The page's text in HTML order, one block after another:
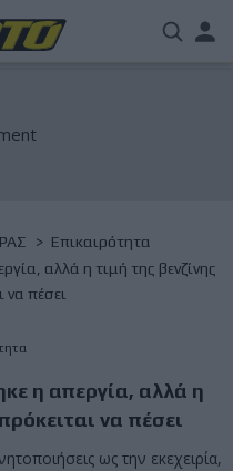
Επικαιρότητα
αλλά η τιμή της βενζίνης
να πέσει
η απεργία, αλλά η
να πέσει
ως την εκεχειρία,